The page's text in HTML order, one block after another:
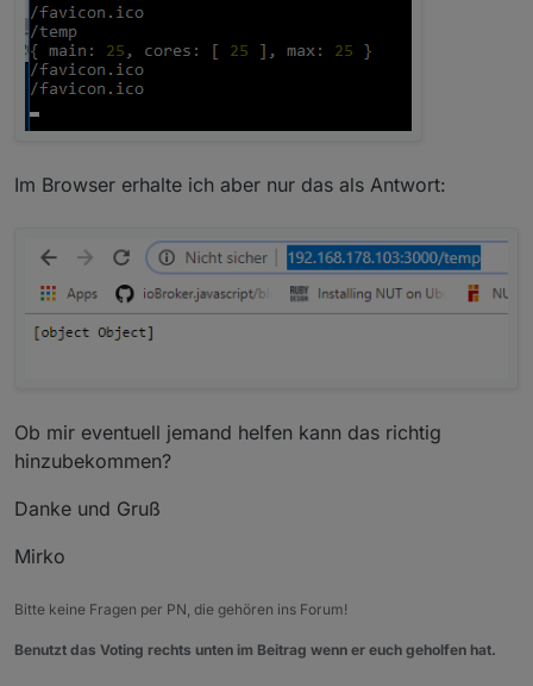
  }
}
const server = http.
  }
Im Browser erhalte ich aber nur das als Antwort:
Ob mir eventuell jemand helfen kann das richtig
hinzubekommen?
Danke und Gruß
Mirko
Bitte keine Fragen per PN, die gehören ins Forum!
Benutzt das Voting rechts unten im Beitrag wenn er euch geholfen hat.